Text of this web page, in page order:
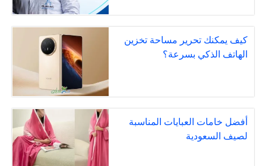
كيف يمكنك تحرير مساحة تخزين
الهاتف الذكي بسرعة؟
أفضل خامات العبايات المناسبة
لصيف السعودية